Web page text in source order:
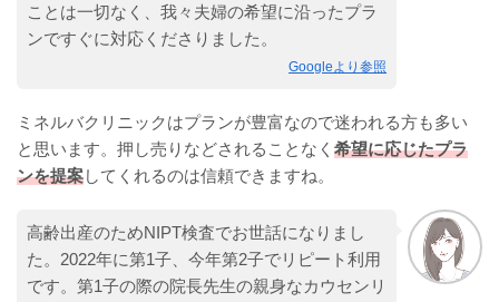
ことは一切なく、我々夫婦の希望に沿ったプラ
ンですぐに対応くださりました。
Googleより参照
ミネルバクリニックはプランが豊富なので迷われる方も多い
と思います。押し売りなどされることなく 希望に応じたプラ
ンを提案してくれるのは信頼できますね。
高齢出産のためNIPT検査でお世話になりまし
た。2022年に第1子、今年第2子でリピート利用
です。第1子の際の院長先生の親身なカウセンリ